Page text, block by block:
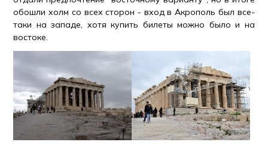
обошли холм со всех сторон - вход в Акрополь был все-
таки на западе, хотя купить билеты можно было и на
востоке.